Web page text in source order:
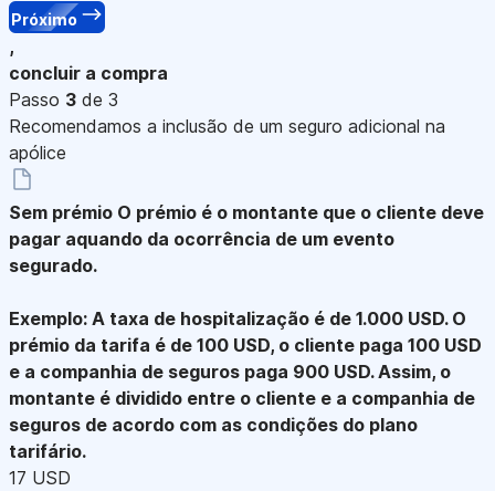
Próximo
,
concluir a compra
Passo 3 de 3
Recomendamos a inclusão de um seguro adicional na
apólice
Sem prémio O prémio é o montante que o cliente deve
pagar aquando da ocorrência de um evento
segurado.
Exemplo: A taxa de hospitalização é de 1.000 USD. O
prémio da tarifa é de 100 USD, o cliente paga 100 USD
e a companhia de seguros paga 900 USD. Assim, o
montante é dividido entre o cliente e a companhia de
seguros de acordo com as condições do plano
tarifário.
17 USD